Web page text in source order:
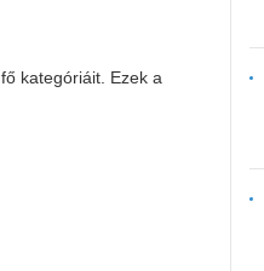
fő kategóriáit. Ezek a